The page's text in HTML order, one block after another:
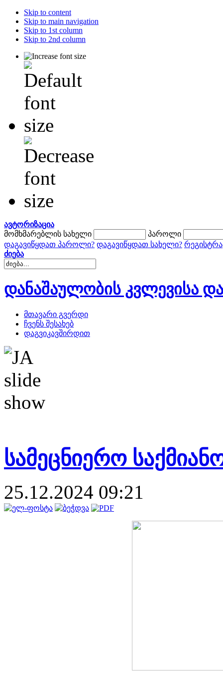
Skip to content
Skip to main navigation
Skip to 1st column
Skip to 2nd column
ავტორიზაცია
მომხმარებლის სახელი
პაროლი
დაგავიწყდათ პაროლი? დაგავიწყდათ სახელი?
ძიება
დანაშაულობის კვლევისა
მთავარი გვერდი
ჩვენს შესახებ
დაგვიკავშირდით
სამეცნიერო
25.12.2024 09:21